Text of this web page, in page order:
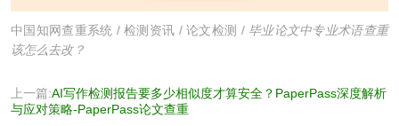
中国知网查重系统 /检测资讯 / 论文检测 / 毕业论文中专业术语查重
该怎么去改？
上一篇:AI写作检测报告要多少相似度才算安全？PaperPass深度解析
与应对策略-PaperPass论文查重